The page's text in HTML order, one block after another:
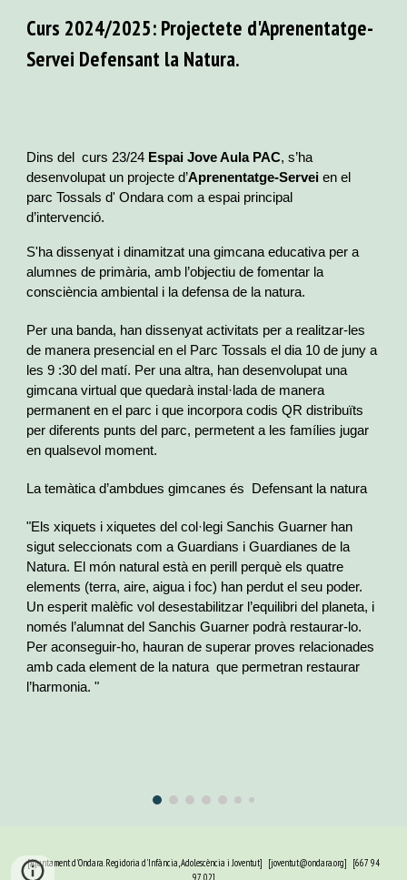
Curs 2024/2025: Projectete d'Aprenentatge-
Servei Defensant la Natura.
Dins del curs 23/24 Espai Jove Aula PAC, s’ha
desenvolupat un projecte d’Aprenentatge-Servei en el
parc Tossals d' Ondaracom a espai principal
d’intervenció.
S'ha dissenyat i dinamitzat una gimcana educativa per a
alumnes de primària, amb l’objectiu de fomentar la
consciència ambiental i la defensa de la natura.
Per una banda, han dissenyat activitats per a realitzar-les
de manera presencial en el Parc Tossals el dia 10 de juny a
les 9 :30 del matí. Per una altra, han desenvolupat una
gimcana virtual que quedarà instal·lada de manera
permanent en el parc i que incorpora codis QR distribuïts
per diferents punts del parc, permetent a les famílies jugar
en qualsevol moment.
La temàtica d’ambdues gimcanes és Defensant la natura
"Els xiquets i xiquetes del col·legi Sanchis Guarner han
sigut seleccionats com a Guardians i Guardianes de la
Natura. El món natural està en perill perquè els quatre
elements (terra, aire, aigua i foc) han perdut el seu poder.
Un esperit malèfic vol desestabilitzar l’equilibri del planeta, i
només l’alumnat del Sanchis Guarner podrà restaurar-lo.
Per aconseguir-ho, hauran de superar proves relacionades
amb cada element de la natura que permetran restaurar
l’harmonia. "
[Ajuntament d'Ondara. Regidoria d'Infància, Adolescència i Joventut] [joventut@ondara.org] [667 94
97 02]